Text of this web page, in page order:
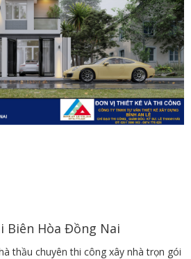
Biên Hòa Đồng Nai
thầu chuyên thi công xây nhà trọn gói